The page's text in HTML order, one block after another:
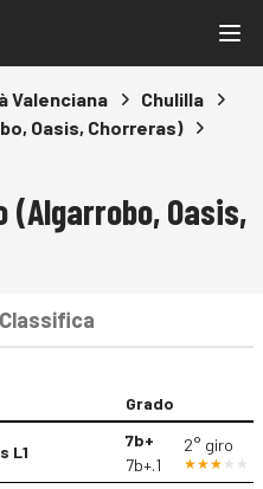
Valenciana
Chulilla
Oasis, Chorreras)
(Algarrobo, Oasis,
Classifica
Grado
L1
7b+
7b+.1
2° giro